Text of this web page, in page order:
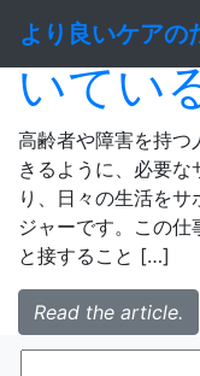
より良いケアの
ケアマ
いてい
高齢者や障害を持つ
きるように、必要
り、日々の生活を
ジャーです。この
と接すること […]
Read the article.